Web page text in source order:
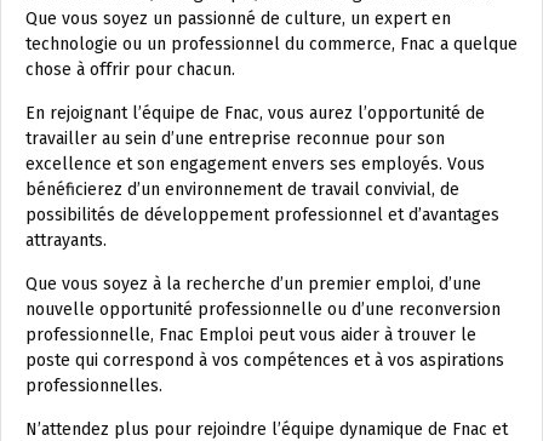
Que vous soyez un passionné de culture, un expert en
technologie ou un professionnel du commerce, Fnac a quelque
chose à offrir pour chacun.
En rejoignant l’équipe de Fnac, vous aurez l’opportunité de
travailler au sein d’une entreprise reconnue pour son
excellence et son engagement envers ses employés. Vous
bénéficierez d’un environnement de travail convivial, de
possibilités de développement professionnel et d’avantages
attrayants.
Que vous soyez à la recherche d’un premier emploi, d’une
nouvelle opportunité professionnelle ou d’une reconversion
professionnelle, Fnac Emploi peut vous aider à trouver le
poste qui correspond à vos compétences et à vos aspirations
professionnelles.
N’attendez plus pour rejoindre l’équipe dynamique de Fnac et